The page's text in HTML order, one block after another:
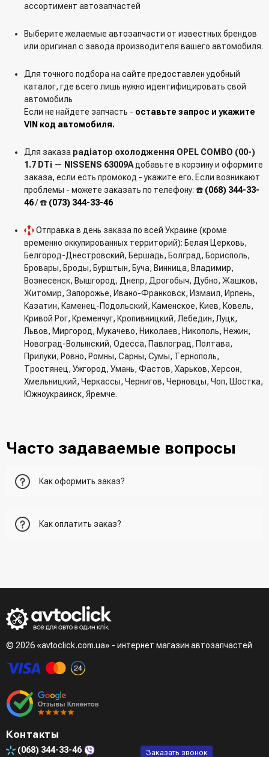
ассортимент автозапчастей
Выберите желаемые автозапчасти от известных брендов
или оригинал с завода производителя вашего автомобиля.
Для точного подбора на сайте предоставлен удобный
каталог, где всего лишь нужно идентифицировать свой
автомобиль
Если не найдете запчасть - оставьте запрос и укажите
VIN код автомобиля.
Для заказа радіатор охолодження OPEL COMBO (00-)
1.7 DTi — NISSENS 63009Aдобавьте в корзину и оформите
заказа, если есть промокод - укажите его. Если возникают
проблемы - можете заказать по телефону: ☎️ (068) 344-33-
46/ ☎️ (073) 344-33-46
Отправка в день заказа по всей Украине (кроме
временно оккупированных территорий): Белая Церковь,
Белгород-Днестровский, Бершадь, Болград, Борисполь,
Бровары, Броды, Бурштын, Буча, Винница, Владимир,
Вознесенск, Вышгород, Днепр, Дрогобыч, Дубно, Жашков,
Житомир, Запорожье, Ивано-Франковск, Измаил, Ирпень,
Казатин, Каменец-Подольский, Каменское, Киев, Ковель,
Кривой Рог, Кременчуг, Кропивницкий, Лебедин, Луцк,
Львов, Миргород, Мукачево, Николаев, Никополь, Нежин,
Новоград-Волынский, Одесса, Павлоград, Полтава,
Прилуки, Ровно, Ромны, Сарны, Сумы, Тернополь,
Тростянец, Ужгород, Умань, Фастов, Харьков, Херсон,
Хмельницкий, Черкассы, Чернигов, Черновцы, Чоп, Шостка,
Южноукраинск, Яремче.
Часто задаваемые вопросы
Как оформить заказ?
корзину и указать всю необходимую информацию о
наберет менеджер для подтверждения и уточнения данных.
Третий вариант - сделать заказ по телефонном режиме
при разговоре с менеджером
Четвертый вариант - заказать через доступные
мессенджеры (viber, telegram)
Как оплатить заказ?
- LiqPay при оформлении заказа через корзину
© 2026 «avtoclick.com.ua» - интернет магазин автозапчастей
Контакты
(068) 344-33-46 Заказать звонок